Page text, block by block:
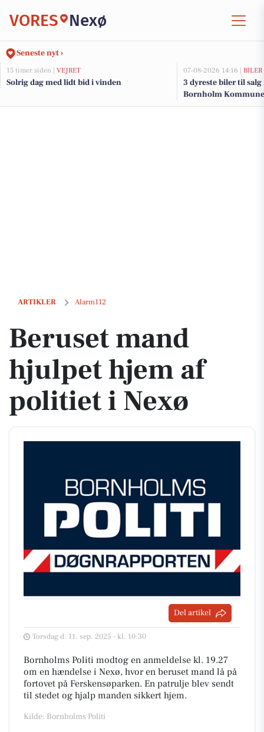
VORES Nexø
Seneste nyt ›
15 timer siden | VEJRET
Solrig dag med lidt bid i vinden
07-08-2026 14:16 | BILER
3 dyreste biler til
Bornholm Kommune
ARTIKLER Alarm112
Beruset mand hjulpet hjem af politiet i Nexø
Beruset mand
hjulpet hjem af
politiet i Nexø
Del artikel
Torsdag d. 11. sep. 2025 - kl. 10:30
Bornholms Politi modtog en anmeldelse kl. 19.27
om en hændelse i Nexø, hvor en beruset mand lå på
fortovet på Ferskensøparken. En patrulje blev sendt
til stedet og hjalp manden sikkert hjem.
Kilde: Bornholms Politi